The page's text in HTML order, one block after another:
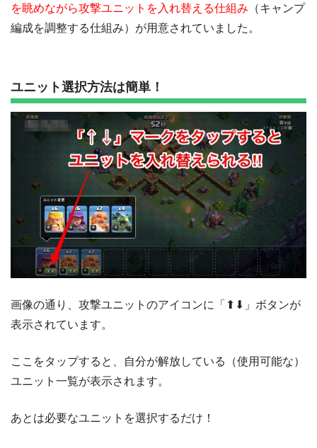
を眺めながら攻撃ユニットを入れ替える仕組み （キャンプ
編成を調整する仕組み）が用意されていました。
ユニット選択方法は簡単！
画像の通り、攻撃ユニットのアイコンに「⬆⬇」ボタンが
表示されています。
ここをタップすると、自分が解放している（使用可能な）
ユニット一覧が表示されます。
あとは必要なユニットを選択するだけ！